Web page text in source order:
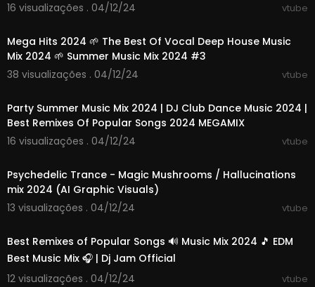
16 visualizações . 04/12/24
vtube
Mega Hits 2024 🌱 The Best Of Vocal Deep House Music
Mix 2024 🌱 Summer Music Mix 2024 #3
38 visualizações . 04/12/24
vtube
Party Summer Music Mix 2024 | DJ Club Dance Music 2024 |
Best Remixes Of Popular Songs 2024 MEGAMIX
16 visualizações . 04/12/24
vtube
Psychedelic Trance - Magic Mushrooms / Hallucinations
mix 2024 (AI Graphic Visuals)
13 visualizações . 04/12/24
vtube
Best Remixes of Popular Songs 🔊 Music Mix 2024 🎵 EDM
Best Music Mix 🎧 | Dj Jam Official
12 visualizações . 04/12/24
vtube